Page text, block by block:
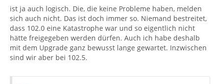
ist ja auch logisch. Die, die keine Probleme haben, melden
sich auch nicht. Das ist doch immer so. Niemand bestreitet,
dass 102.0 eine Katastrophe war und so eigentlich nicht
hätte freigegeben werden dürfen. Auch ich habe deshalb
mit dem Upgrade ganz bewusst lange gewartet. Inzwischen
sind wir aber bei 102.5.